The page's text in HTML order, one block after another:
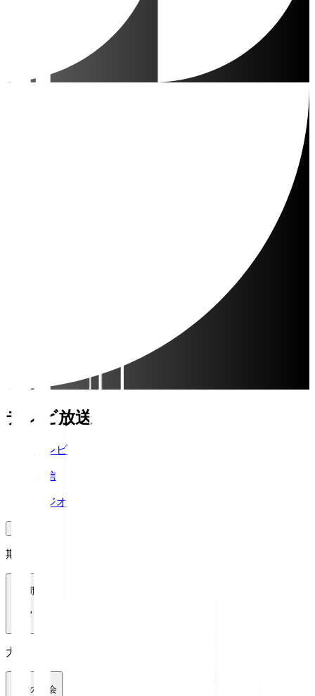
テレビ放送
テレビ
配信
ラジオ
期間
1週間
大会
全ての大会